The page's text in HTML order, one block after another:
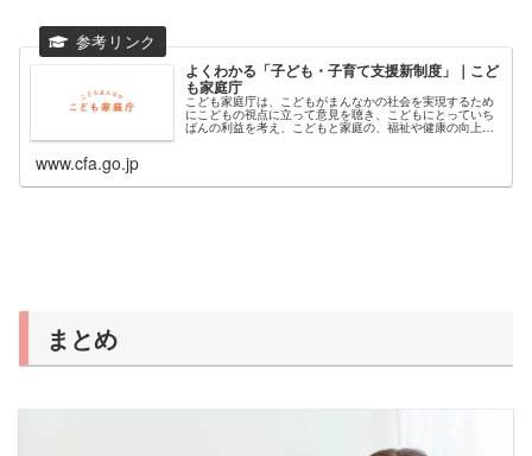
よくわかる「子ども・子育て支援新制度」｜こど
も家庭庁
こども家庭庁は、こどもがまんなかの社会を実現するため
にこどもの視点に立って意見を聴き、こどもにとっていち
ばんの利益を考え、こどもと家庭の、福祉や健康の向上を
www.cfa.go.jp
まとめ